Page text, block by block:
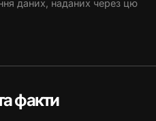
даних, наданих через цю
факти